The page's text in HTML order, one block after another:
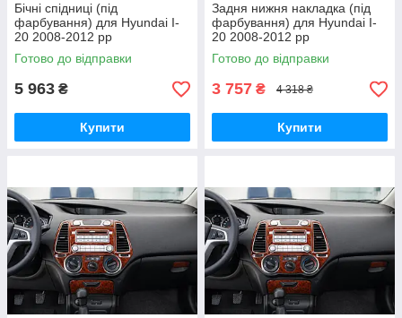
Бічні спідниці (під
фарбування) для Hyundai I-
20 2008-2012 рр
Готово до відправки
5 963 ₴
Купити
Задня нижня накладка (під
фарбування) для Hyundai I-
20 2008-2012 рр
Готово до відправки
3 757 ₴ 4 318 ₴
Купити